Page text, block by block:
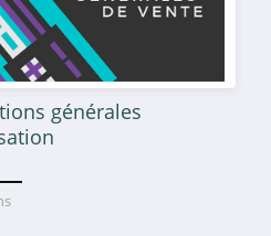
générales